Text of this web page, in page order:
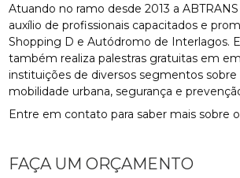
Atuando no ramo desde 2013 a
auxílio de profissionais capacitados e
Shopping D e Autódromo de Interlagos.
também realiza palestras gratuitas em
instituições de diversos segmentos sobre
mobilidade urbana, segurança e
Entre em contato para saber mais sobre
FAÇA UM ORÇAMENTO